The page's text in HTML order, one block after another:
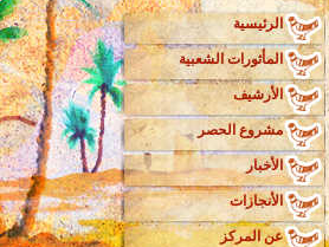
الرئيسية
المأثورات الشعبية
الأرشيف
مشروع الحصر
الأخبار
الأنجازات
عن المركز